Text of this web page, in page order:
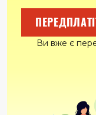
Ви вже є